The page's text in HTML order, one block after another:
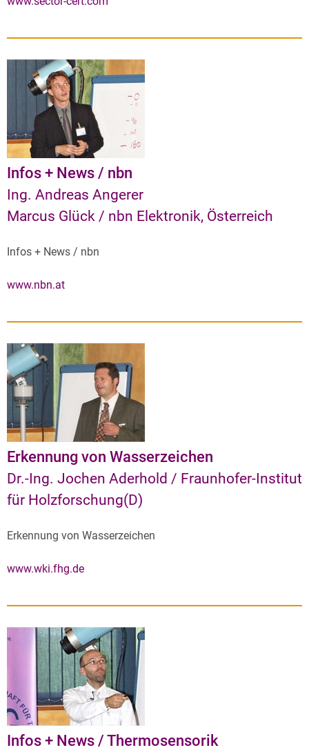
Infos + News / nbn
Ing. Andreas Angerer
Marcus Glück / nbn Elektronik, Österreich
Infos + News / nbn
www.nbn.at
Erkennung von Wasserzeichen
Dr.-Ing. Jochen Aderhold / Fraunhofer-Institut
für Holzforschung(D)
Erkennung von Wasserzeichen
www.wki.fhg.de
Infos + News / Thermosensorik